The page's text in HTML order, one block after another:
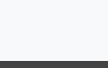
Diritto